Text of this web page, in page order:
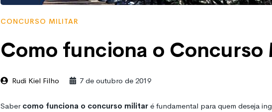
CONCURSO MILITAR
Como funciona o Concurso
Rudi Kiel Filho 7 de outubro de 2019
Saber como funciona o concurso militar é fundamental para quem deseja